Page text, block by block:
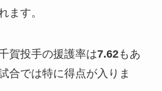
ます。
賀投手の援護率は7.62もあ
合では特に得点が入りま